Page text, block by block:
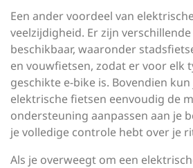
Een ander voordeel van
veelzijdigheid. Er zijn
beschikbaar, waaronder
en vouwfietsen, zodat er voor elk
geschikte e-bike is. Bovendien
elektrische fietsen eenvoudig de
ondersteuning aanpassen aan je
je volledige controle hebt over je
Als je overweegt om een